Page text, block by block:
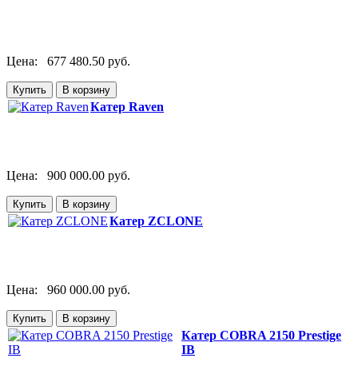
Цена: 677 480.50 руб.
Катер Raven
Цена: 900 000.00 руб.
Катер ZCLONE
Цена: 960 000.00 руб.
Катер СOBRA 2150 Prestige
IB